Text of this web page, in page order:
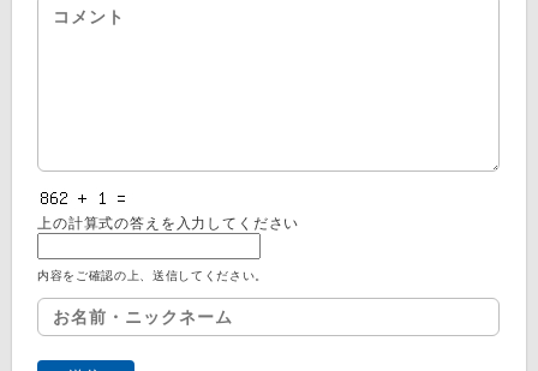
上の計算式の答えを入力してください
内容をご確認の上、送信してください。